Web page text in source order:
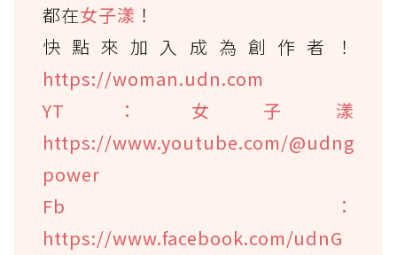
都在女子漾 ！
快點來加入成為創作者！
https://woman.udn.com
YT：女子漾
https://www.youtube.com/@udng
power
Fb：
https://www.facebook.com/udnG